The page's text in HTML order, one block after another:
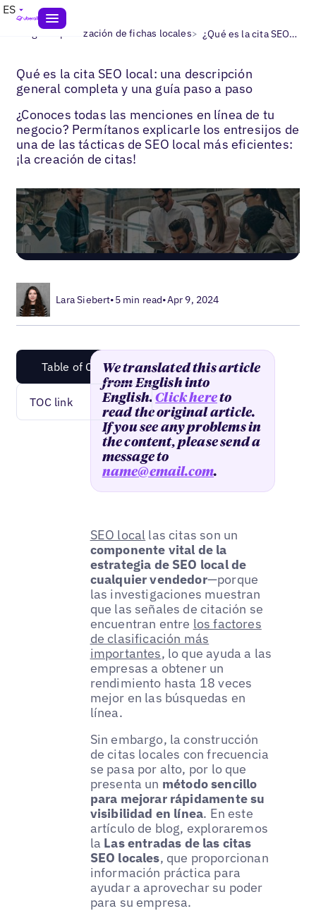
ES
Blogs> Optimización de fichas locales> ¿Qué es la cita SEO local?
Qué es la cita SEO local: una descripción
general completa y una guía paso a paso
¿Conoces todas las menciones en línea de tu
negocio? Permítanos explicarle los entresijos de
una de las tácticas de SEO local más eficientes:
¡la creación de citas!
Lara Siebert•5 min read•Apr 9, 2024
Table of Content
TOC link
We translated this article
from English into
English.Click hereto
read the original article.
If you see any problems in
the content, please send a
message to
name@email.com.
SEO local las citas son un
componente vital de la
estrategia de SEO local de
cualquier vendedor—porque
las investigaciones muestran
que las señales de citación se
encuentran entre los factores
de clasificación más
importantes, lo que ayuda a las
empresas a obtener un
rendimiento hasta 18 veces
mejor en las búsquedas en
línea.
Sin embargo, la construcción
de citas locales con frecuencia
se pasa por alto, por lo que
presenta un método sencillo
para mejorar rápidamente su
visibilidad en línea. En este
artículo de blog, exploraremos
la Las entradas de las citas
SEO locales, que proporcionan
información práctica para
ayudar a aprovechar su poder
para su empresa.